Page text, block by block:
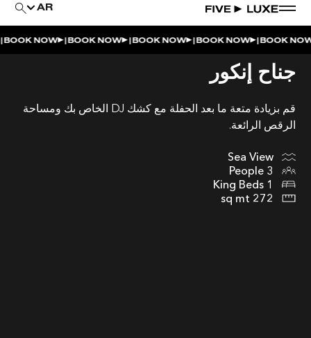
AR
NOW |BOOK NOW |BOOK NOW |BOOK NOW |BOOK NOW
جناح إنكور
قم بزيادة متعة ما بعد الحفلة مع كشك DJ الخاص بك ومساحة
الرقص الرائعة.
Sea View
3 People
1 King Beds
272 sq mt